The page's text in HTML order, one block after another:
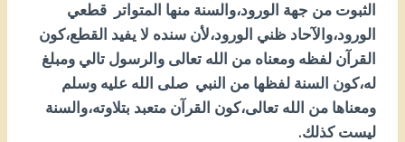
الثبوت من جهة الورود،والسنة منها المتواتر قطعي
الورود،والآحاد ظني الورود،لأن سنده لا يفيد القطع،كون
القرآن لفظه ومعناه من الله تعالى والرسول تالي ومبلغ
له،كون السنة لفظها من النبي صلى الله عليه وسلم
ومعناها من الله تعالى،كون القرآن متعبد بتلاوته،والسنة
ليست كذلك.